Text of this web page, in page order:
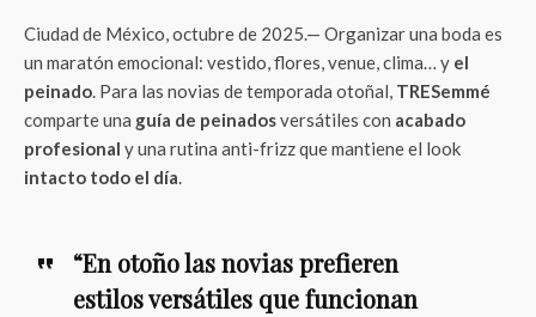
Ciudad de México, octubre de 2025.— Organizar una boda es
un maratón emocional: vestido, flores, venue, clima… y el
peinado. Para las novias de temporada otoñal, TRESemmé
comparte una guía de peinadosversátiles con acabado
profesional y una rutina anti-frizz que mantiene el look
intacto todo el día.
“En otoño las novias prefieren
estilos versátiles que funcionan